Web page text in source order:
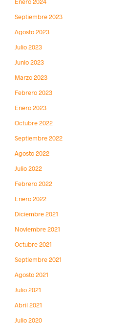
Septiembre 2023
Agosto 2023
Julio 2023
Junio 2023
Marzo 2023
Febrero 2023
Enero 2023
Octubre 2022
Septiembre 2022
Agosto 2022
Julio 2022
Febrero 2022
Enero 2022
Diciembre 2021
Noviembre 2021
Octubre 2021
Septiembre 2021
Agosto 2021
Julio 2021
Abril 2021
Julio 2020